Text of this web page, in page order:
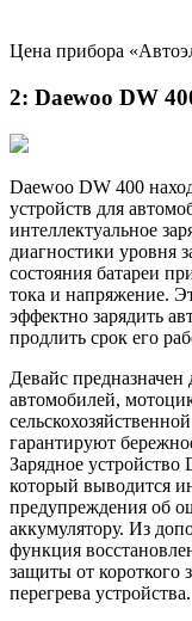
Цена прибора
2: Daewoo DW
Daewoo DW 400
устройств для
интеллектуальное
диагностики уровня
состояния батареи
тока и напряжение.
эффектно зарядить
продлить срок его
Девайс предназначен
автомобилей,
гарантируют
Зарядное
который выводится
предупреждения об
аккумулятору. Из
функция
защиты от короткого
перегрева устройства.